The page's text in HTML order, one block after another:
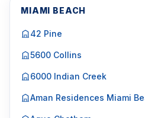
MIAMI BEACH
42 Pine
5600 Collins
6000 Indian Creek
Aman Residences Miami